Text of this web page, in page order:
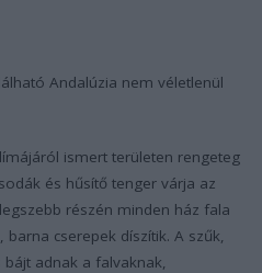
Andalúzia nem véletlenül
ismert területen rengeteg
és hűsítő tenger várja az
részén minden ház fala
cserepek díszítik. A szűk,
adnak a falvaknak,